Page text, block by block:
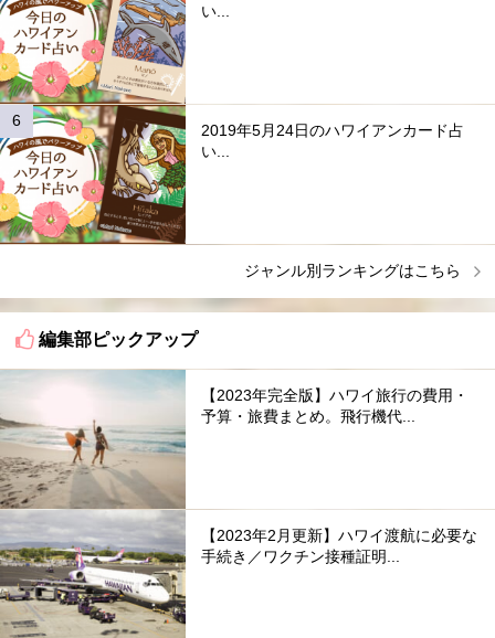
い...
2019年5月24日のハワイアンカード占
い...
ジャンル別ランキングはこちら
編集部ピックアップ
【2023年完全版】ハワイ旅行の費用・
予算・旅費まとめ。飛行機代...
【2023年2月更新】ハワイ渡航に必要な
手続き／ワクチン接種証明...